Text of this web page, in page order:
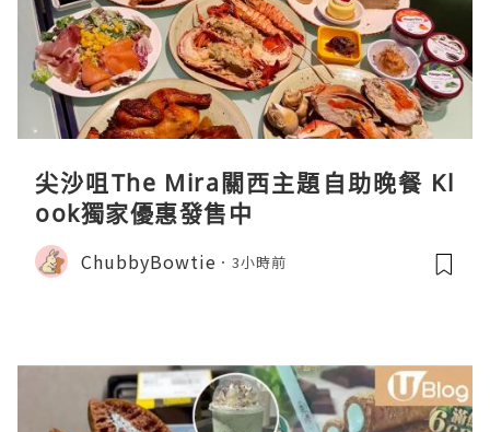
尖沙咀The Mira關西主題自助晚餐 Kl
ook獨家優惠發售中
ChubbyBowtie 3小時前